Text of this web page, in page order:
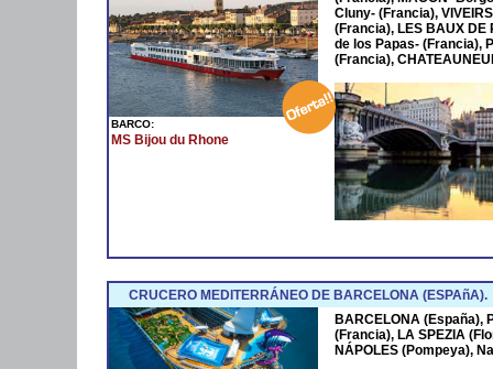
BARCO:
MS Bijou du Rhone
Cluny- (Francia),
(Francia), LES BAUX DE
de los Papas- (Francia),
(Francia),
CRUCERO MEDITERRÁNEO DE BARCELONA (ESPAñA).
BARCELONA (España),
(Francia), LA SPEZIA
NÁPOLES (Pompeya),